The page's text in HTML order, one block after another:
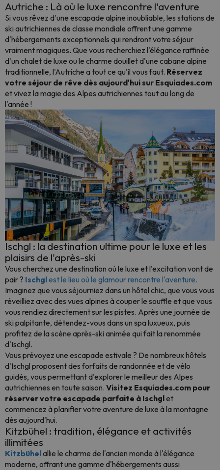
Autriche : Là où le luxe rencontre l'aventure
Si vous rêvez d'une escapade alpine inoubliable, les stations de
ski autrichiennes de classe mondiale offrent une gamme
d'hébergements exceptionnels qui rendront votre séjour
vraiment magiques. Que vous recherchiez l'élégance raffinée
d'un chalet de luxe ou le charme douillet d'une cabane alpine
traditionnelle, l'Autriche a tout ce qu'il vous faut. Réservez
votre séjour de rêve dès aujourd'hui sur Esquiades.com
et vivez la magie des Alpes autrichiennes tout au long de
l'année !
Ischgl : la destination ultime pour le luxe et les
plaisirs de l'après-ski
Vous cherchez une destination où le luxe et l'excitation vont de
pair ? Ischglest le lieu où le glamour rencontre l'aventure.
Imaginez que vous séjourniez dans un hôtel chic, que vous vous
réveilliez avec des vues alpines à couper le souffle et que vous
vous rendiez directement sur les pistes. Après une journée de
ski palpitante, détendez-vous dans un spa luxueux, puis
profitez de la scène après-ski animée qui fait la renommée
d'Ischgl.
Vous prévoyez une escapade estivale ? De nombreux hôtels
d'Ischgl proposent des forfaits de randonnée et de vélo
guidés, vous permettant d'explorer le meilleur des Alpes
autrichiennes en toute saison. Visitez Esquiades.com pour
réserver votre escapade parfaite à Ischglet
commencez à planifier votre aventure de luxe à la montagne
dès aujourd'hui.
Kitzbühel : tradition, élégance et activités
illimitées
Kitzbühelallie le charme de l'ancien monde à l'élégance
moderne, offrant une gamme d'hébergements aussi